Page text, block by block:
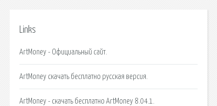
Links
ArtMoney - Официальный сайт.
ArtMoney скачать бесплатно русская версия.
ArtMoney - скачать бесплатно ArtMoney 8.04.1.